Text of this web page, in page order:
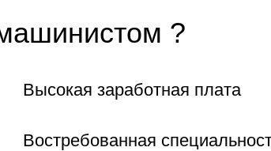
?
Высокая заработная плата
Востребованная